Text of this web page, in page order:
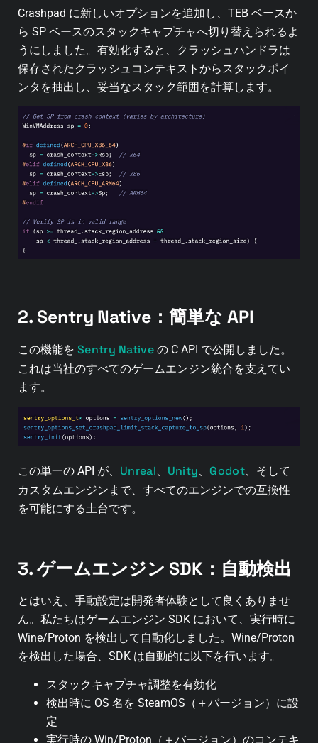
Crashpad に新しいオプションを追加し、TEB ベースか
ら SP ベースのスタックキャプチャへ切り替えられるよ
うにしました。有効化すると、クラッシュハンドラは
保存されたクラッシュコンテキストからスタックポイ
ンタを抽出し、妥当なスタック範囲を計算します。
2. Sentry Native：簡単な API
この機能を Sentry Nativeの C API で公開しました。
これは当社のすべてのゲームエンジン統合を支えてい
ます。
この単一の API が、 Unreal、 Unity、 Godot、そして
カスタムエンジンまで、すべてのエンジンでの互換性
を可能にする土台です。
3. ゲームエンジン SDK：自動検出
とはいえ、手動設定は開発者体験として良くありませ
ん。私たちはゲームエンジン SDK において、実行時に
Wine/Proton を検出して自動化しました。Wine/Proton
を検出した場合、SDK は自動的に以下を行います。
スタックキャプチャ調整を有効化
検出時に OS 名を SteamOS（＋バージョン）に設
定
実行時の Win/Proton（＋バージョン）のコンテキ